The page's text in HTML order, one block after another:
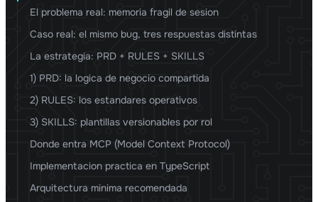
El problema real: memoria fragil de sesion
Caso real: el mismo bug, tres respuestas distintas
La estrategia: PRD + RULES + SKILLS
1) PRD: la logica de negocio compartida
2) RULES: los estandares operativos
3) SKILLS: plantillas versionables por rol
Donde entra MCP (Model Context Protocol)
Implementacion practica en TypeScript
Arquitectura minima recomendada